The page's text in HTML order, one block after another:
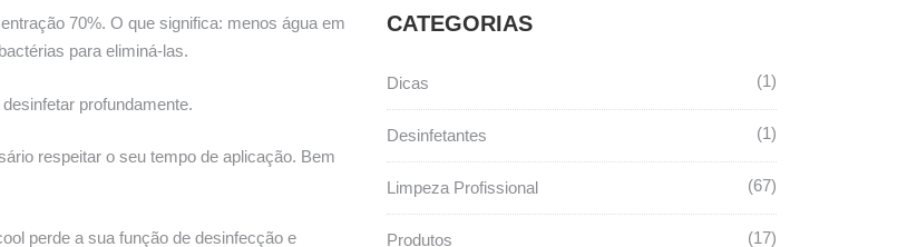
70%. O que significa: menos água em
para eliminá-las.
profundamente.
respeitar o seu tempo de aplicação. Bem
perde a sua função de desinfecção e
CATEGORIAS
Dicas 1
Desinfetantes 1
Limpeza Profissional 67
Produtos 17